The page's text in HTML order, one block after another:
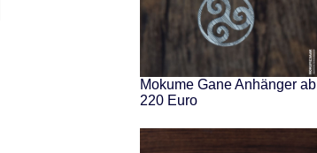
Mokume Gane Anhänger ab
220 Euro